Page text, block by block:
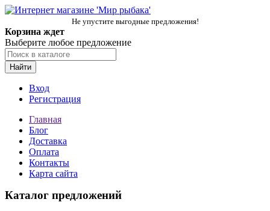
Не упустите выгодные предложения!
Корзина ждет
Выберите любое предложение
Найти
Вход
Регистрация
Главная
Блог
Доставка
Оплата
Контакты
Карта сайта
Каталог предложений